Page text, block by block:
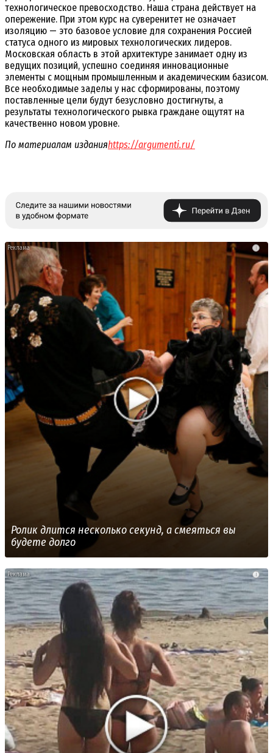
технологическое превосходство. Наша страна действует на
опережение. При этом курс на суверенитет не означает
изоляцию — это базовое условие для сохранения Россией
статуса одного из мировых технологических лидеров.
Московская область в этой архитектуре занимает одну из
ведущих позиций, успешно соединяя инновационные
элементы с мощным промышленным и академическим базисом.
Все необходимые заделы у нас сформированы, поэтому
поставленные цели будут безусловно достигнуты, а
результаты технологического рывка граждане ощутят на
качественно новом уровне.
По материалам изданияhttps://argumenti.ru/
i
Ролик длится несколько секунд, а смеяться вы
будете долго
i